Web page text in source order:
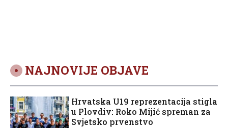
NAJNOVIJE OBJAVE
Hrvatska U19 reprezentacija stigla
u Plovdiv: Roko Mijić spreman za
Svjetsko prvenstvo